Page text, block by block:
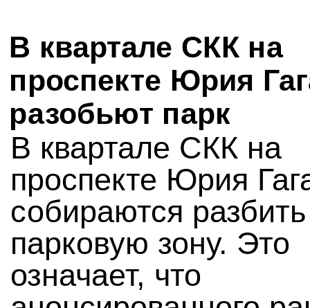
В квартале СКК на
проспекте Юрия
разобьют парк
В квартале СКК на
проспекте Юрия
собираются разбить
парковую зону. Это
означает, что